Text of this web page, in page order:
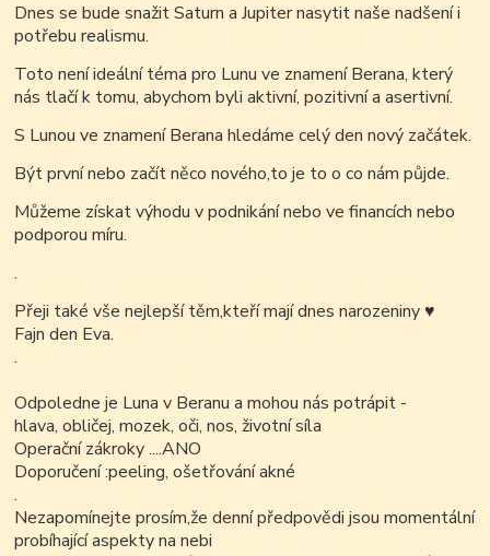
Dnes se bude snažit Saturn a Jupiter nasytit naše nadšení i
potřebu realismu.
Toto není ideální téma pro Lunu ve znamení Berana, který
nás tlačí k tomu, abychom byli aktivní, pozitivní a asertivní.
S Lunou ve znamení Berana hledáme celý den nový začátek.
Být první nebo začít něco nového,to je to o co nám půjde.
Můžeme získat výhodu v podnikání nebo ve financích nebo
podporou míru.
.
Přeji také vše nejlepší těm,kteří mají dnes narozeniny♥
Fajn den Eva.
.
Odpoledne je Luna v Beranu a mohou nás potrápit -
hlava, obličej, mozek, oči, nos, životní síla
Operační zákroky ....ANO
Doporučení :peeling, ošetřování akné
.
Nezapomínejte prosím,že denní předpovědi jsou momentální
probíhající aspekty na nebi